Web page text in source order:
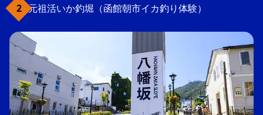
元祖活いか釣堀（函館朝市イカ釣り体験）